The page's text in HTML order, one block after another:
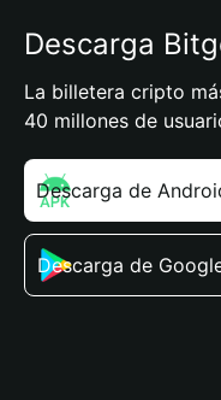
Descarga
La billetera cripto
40 millones de
Descarga de
Descarga de